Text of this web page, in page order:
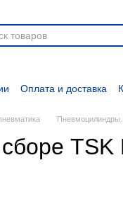
Оплата и доставка
Блог
TSK